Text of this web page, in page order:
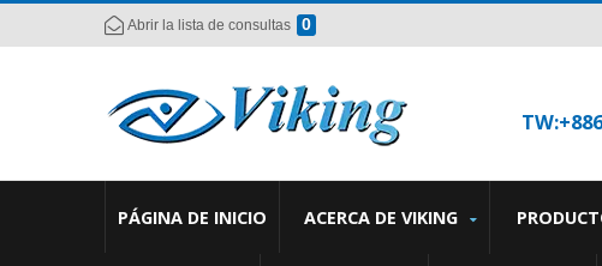
Abrir la lista de consultas 0
PÁGINA DE INICIO ACERCA DE VIKING